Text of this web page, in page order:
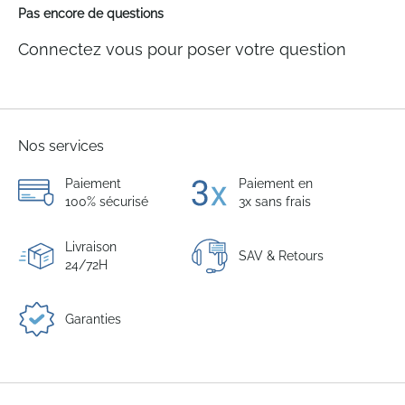
Pas encore de questions
Connectez vous pour poser votre question
Nos services
Paiement
100% sécurisé
Paiement en
3x sans frais
Livraison
24/72H
SAV & Retours
Garanties